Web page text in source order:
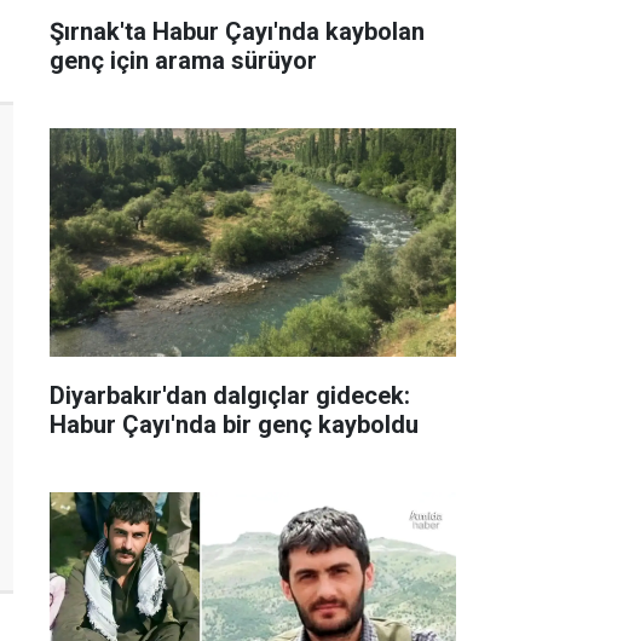
Şırnak'ta Habur Çayı'nda kaybolan
genç için arama sürüyor
Diyarbakır'dan dalgıçlar gidecek:
Habur Çayı'nda bir genç kayboldu